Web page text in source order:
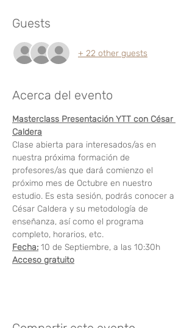
Guests
+ 22 other guests
Acerca del evento
Masterclass Presentación YTT con César
Caldera
Clase abierta para interesados/as en
nuestra próxima formación de
profesores/as que dará comienzo el
próximo mes de Octubre en nuestro
estudio. Es esta sesión, podrás conocer a
César Caldera y su metodología de
enseñanza, así como el programa
completo, horarios, etc.
Fecha: 10 de Septiembre, a las 10:30h
Acceso gratuito